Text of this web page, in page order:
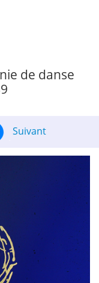
de danse
Suivant